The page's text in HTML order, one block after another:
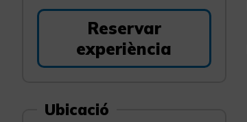
Reservar
experiència
Ubicació